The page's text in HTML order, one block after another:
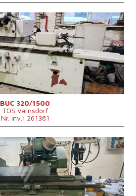
1977
nu
320 mm
1500 mm
de lucru
da
Î
4500 x 1000 x 1750 mm
BUC 320/1500
TOS Varnsdorf
Nr. inv.: 261381
0
nu
250 mm
750 mm
de lucru120 kg
da